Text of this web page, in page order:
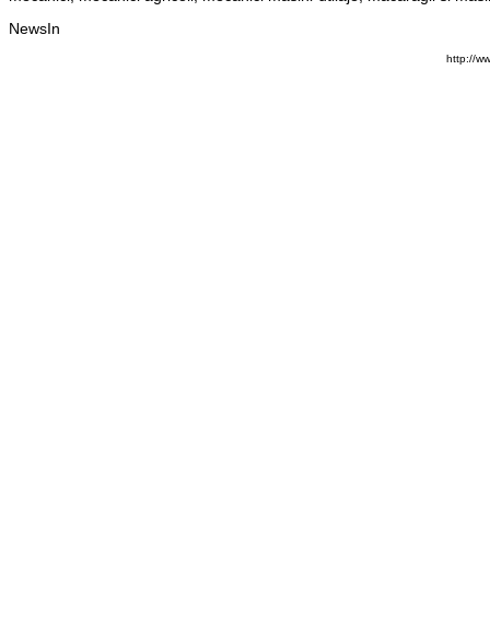
NewsIn
http://